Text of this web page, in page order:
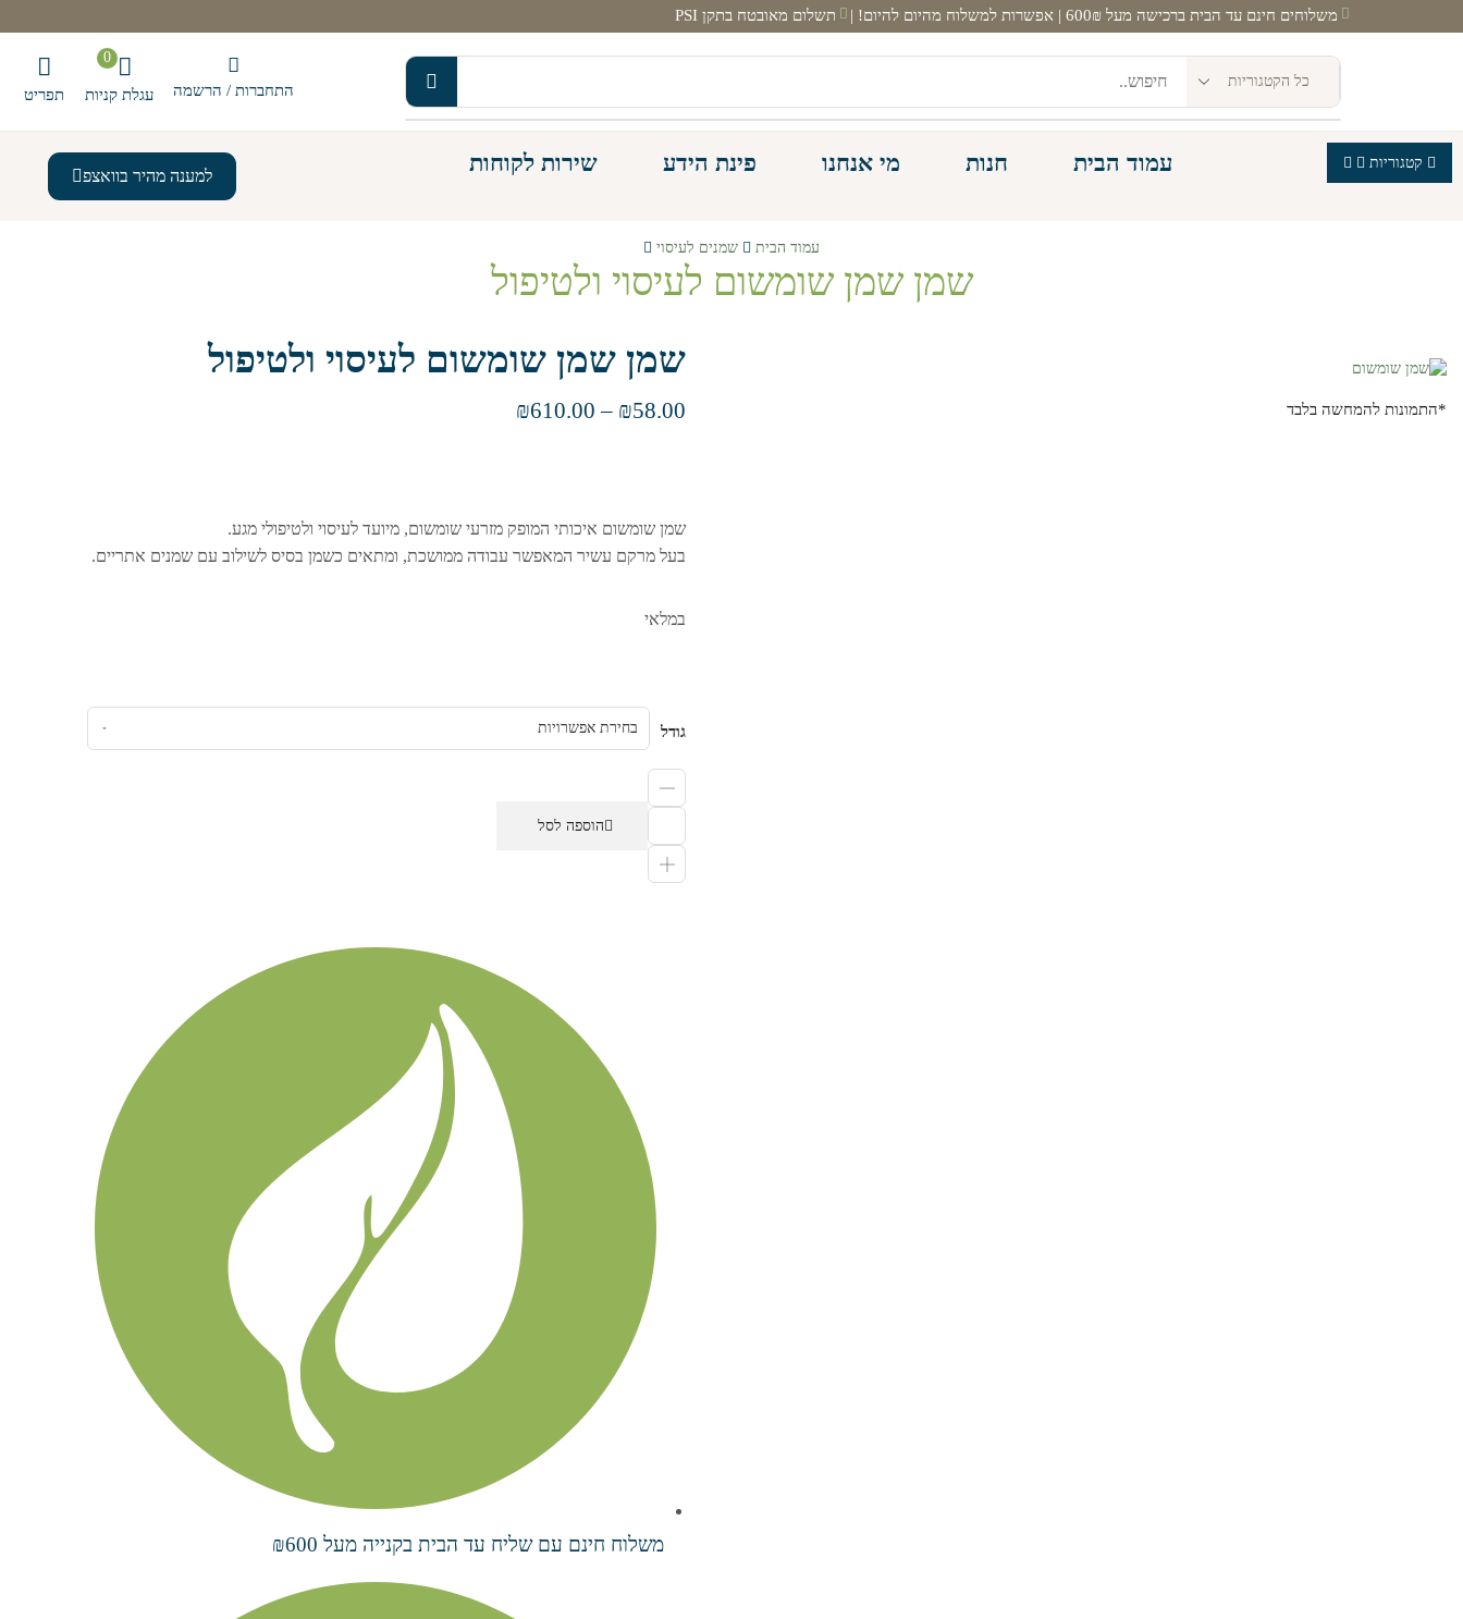
משלוחים חינם עד הבית ברכישה מעל 600₪ | אפשרות למשלוח מהיום להיום! | תשלום מאובטח בתקן PSI
התחברות / הרשמה
0
עגלת קניות תפריט
קטגוריות עמוד הבית חנות מי אנחנו פינת הידע שירות לקוחות למענה מהיר בוואצפ
עמוד הבית שמנים לעיסוי
שמן שמן שומשום לעיסוי ולטיפול
*התמונות להמחשה בלבד
שמן שמן שומשום לעיסוי ולטיפול
₪58.00
–
₪610.00
שמן שומשום איכותי המופק מזרעי שומשום, מיועד לעיסוי ולטיפולי מגע.
בעל מרקם עשיר המאפשר עבודה ממושכת, ומתאים כשמן בסיס לשילוב עם שמנים אתריים.
במלאי
גודל
הוספה לסל
משלוח חינם עם שליח עד הבית בקנייה מעל ₪600